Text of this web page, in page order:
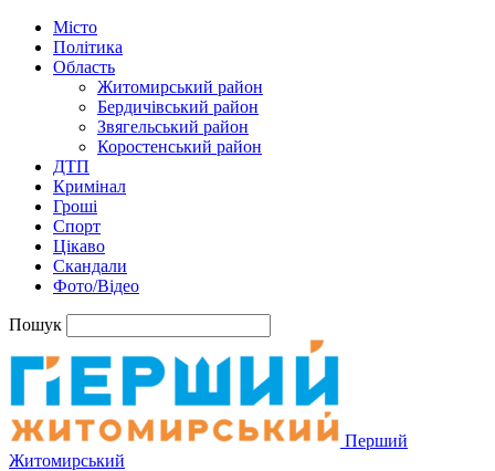
Місто
Політика
Область
Житомирський район
Бердичівський район
Звягельський район
Коростенський район
ДТП
Кримінал
Гроші
Спорт
Цікаво
Скандали
Фото/Відео
Пошук
Перший
Житомирський